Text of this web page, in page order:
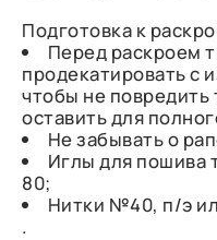
Подготовка к
Перед раскроем
продекатировать с
чтобы не повредить
оставить для
Не забывать о
Иглы для пошива
80;
Нитки №40, п/э
.